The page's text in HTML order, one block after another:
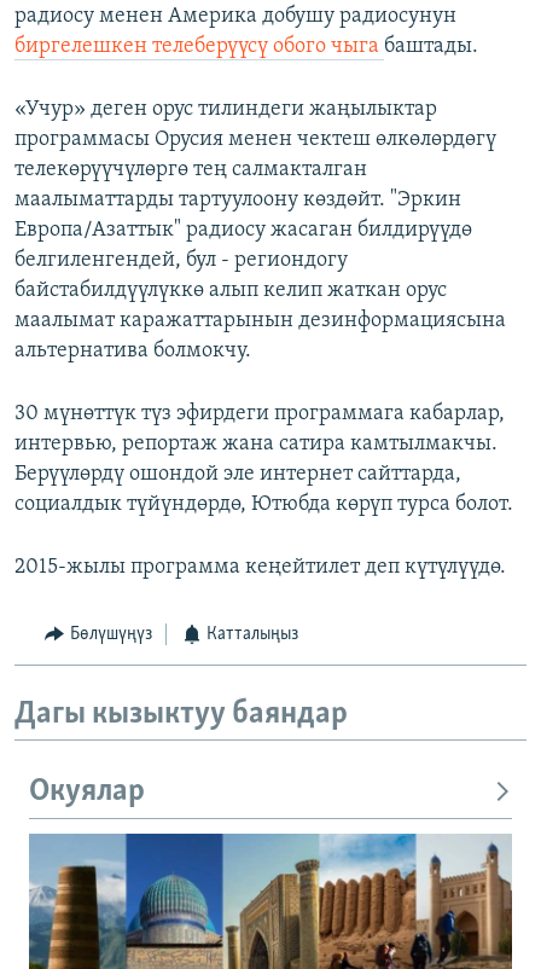
радиосу менен Америка добушу радиосунун
биргелешкен телеберүүсү обого чыга баштады.
«Учур» деген орус тилиндеги жаңылыктар
программасы Орусия менен чектеш өлкөлөрдөгү
телекөрүүчүлөргө тең салмакталган
маалыматтарды тартуулоону көздөйт. "Эркин
Европа/Азаттык" радиосу жасаган билдирүүдө
белгиленгендей, бул - региондогу
байстабилдүүлүккө алып келип жаткан орус
маалымат каражаттарынын дезинформациясына
альтернатива болмокчу.
30 мүнөттүк түз эфирдеги программага кабарлар,
интервью, репортаж жана сатира камтылмакчы.
Берүүлөрдү ошондой эле интернет сайттарда,
социалдык түйүндөрдө, Ютюбда көрүп турса болот.
2015-жылы программа кеңейтилет деп күтүлүүдө.
Бөлүшүңүз Катталыңыз
Дагы кызыктуу баяндар
Окуялар